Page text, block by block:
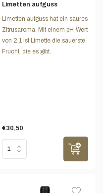
Limetten aufguss
Limetten aufguss hat ein saures
Zitrusaroma. Mit einem pH-Wert
von 2,1 ist Limette die sauerste
Frucht, die es gibt.
€30,50